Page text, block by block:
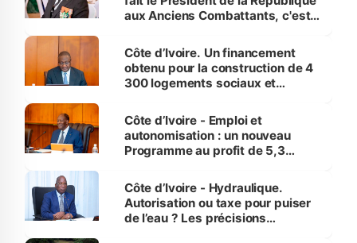
aux Anciens Combattants, c'est
Côte d’Ivoire. Un financement
obtenu pour la construction de 4
300 logements sociaux et
et Yamoussoukro
Côte d’Ivoire - Emploi et
autonomisation : un nouveau
Programme au profit de 5,3
Côte d’Ivoire - Hydraulique.
Autorisation ou taxe pour puiser
de l’eau ? Les précisions